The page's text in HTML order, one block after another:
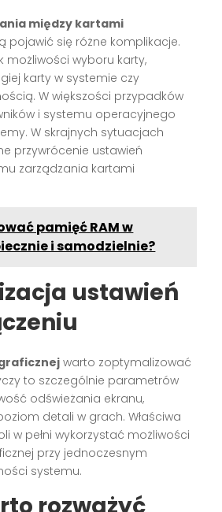
między kartami
pojawić się różne komplikacje.
możliwości wyboru karty,
karty w systemie czy
W większości przypadków
i systemu operacyjnego
W skrajnych sytuacjach
przywrócenie ustawień
zarządzania kartami
pamięć RAM w
i samodzielnie?
ustawień
warto zoptymalizować
to szczególnie parametrów
odświeżania ekranu,
detali w grach. Właściwa
w pełni wykorzystać możliwości
przy jednoczesnym
systemu.